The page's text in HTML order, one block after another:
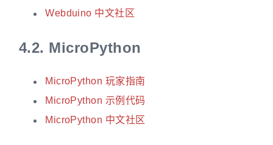
Webduino 中文社区
4.2. MicroPython
MicroPython 玩家指南
MicroPython 示例代码
MicroPython 中文社区